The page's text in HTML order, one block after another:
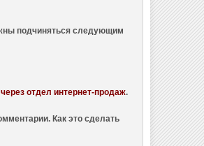
подчиняться следующим
отдел интернет-продаж.
Как это сделать